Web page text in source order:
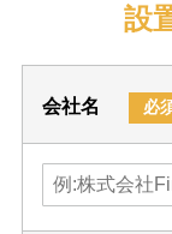
設
会社名 必